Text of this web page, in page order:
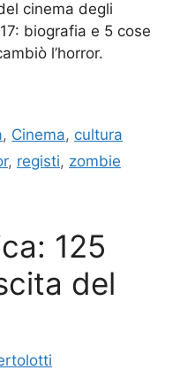
cinema degli
biografia e 5 cose
l’horror.
, Cinema, cultura
, registi, zombie
125
del